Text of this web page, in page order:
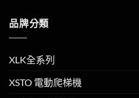
品牌分類
XLK全系列
XSTO 電動爬梯機